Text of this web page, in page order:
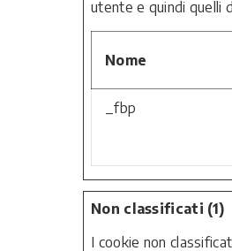
utente e quindi quelli
Nome
_fbp
Non classificati (1)
I cookie non